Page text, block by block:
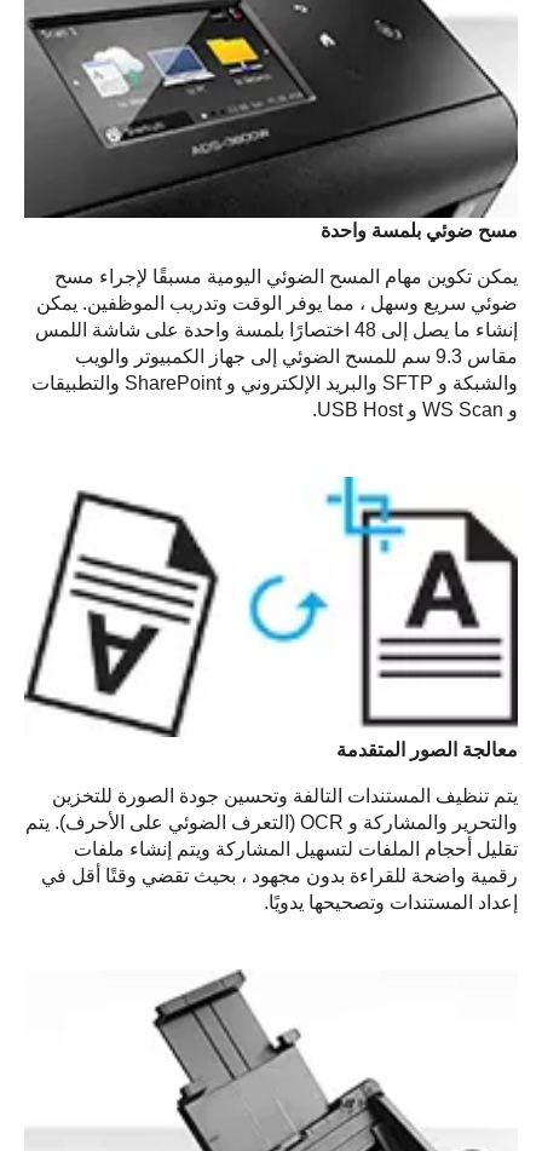
مسح ضوئي بلمسة واحدة
يمكن تكوين مهام المسح الضوئي اليومية مسبقًا لإجراء مسح
ضوئي سريع وسهل ، مما يوفر الوقت وتدريب الموظفين. يمكن
إنشاء ما يصل إلى 48 اختصارًا بلمسة واحدة على شاشة اللمس
مقاس 9.3 سم للمسح الضوئي إلى جهاز الكمبيوتر والويب
والشبكة و SFTP والبريد الإلكتروني و SharePoint والتطبيقات
و WS Scan و USB Host.
معالجة الصور المتقدمة
يتم تنظيف المستندات التالفة وتحسين جودة الصورة للتخزين
والتحرير والمشاركة و OCR (التعرف الضوئي على الأحرف). يتم
تقليل أحجام الملفات لتسهيل المشاركة ويتم إنشاء ملفات
رقمية واضحة للقراءة بدون مجهود ، بحيث تقضي وقتًا أقل في
إعداد المستندات وتصحيحها يدويًا.